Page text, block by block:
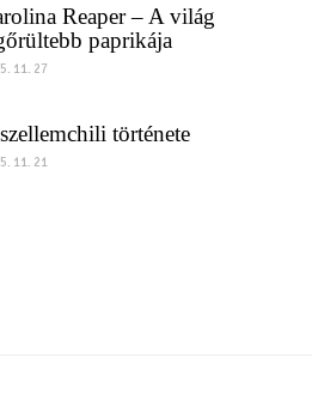
Reaper – A világ
paprikája
története